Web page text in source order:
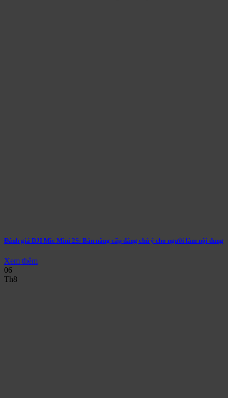
Đánh giá DJI Mic Mini 2S: Bản nâng cấp đáng chú ý cho người làm nội dung
Xem thêm
06
Th8